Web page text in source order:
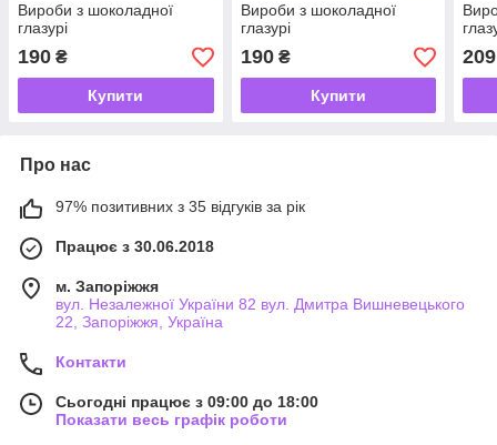
Вироби з шоколадної
глазурі
190 ₴
Купити
Вироби з шоколадної
глазурі
190₴
Купити
209
Про нас
97% позитивних з 35 відгуків за рік
Працює з 30.06.2018
м. Запоріжжя
вул. Незалежної України 82 вул. Дмитра Вишневецького
22, Запоріжжя, Україна
Контакти
Сьогодні працює з 09:00 до 18:00
Показати весь графік роботи